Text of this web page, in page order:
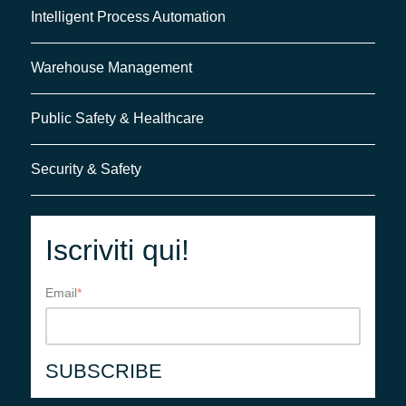
Intelligent Process Automation
Warehouse Management
Public Safety & Healthcare
Security & Safety
Iscriviti qui!
Email*